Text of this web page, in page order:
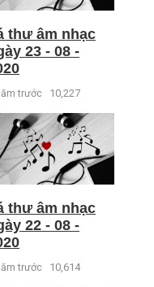
thư âm nhạc
23 - 08 -
trước 10,227
thư âm nhạc
22 - 08 -
trước 10,614